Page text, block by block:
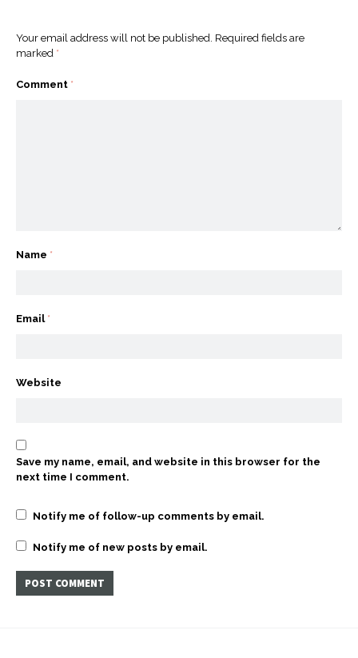
Your email address will not be published. Required fields are
marked *
Comment *
Name *
Email *
Website
Save my name, email, and website in this browser for the
next time I comment.
Notify me of follow-up comments by email.
Notify me of new posts by email.